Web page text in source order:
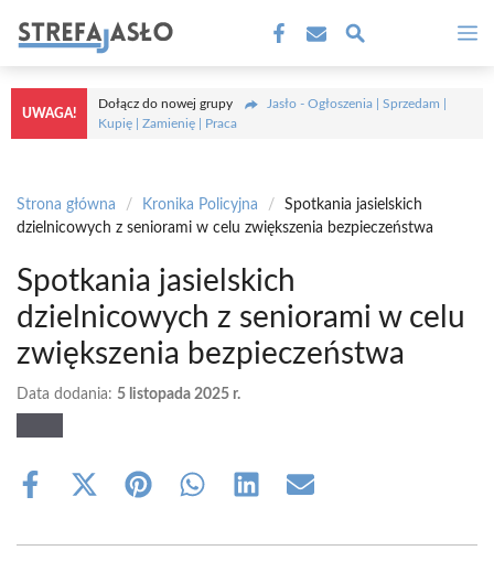
treści
UWAGA!
Dołącz do nowej grupy
Jasło - Ogłoszenia | Sprzedam |
Kupię | Zamienię | Praca
Strona główna / Kronika Policyjna /
Spotkania jasielskich
dzielnicowych z seniorami w celu zwiększenia bezpieczeństwa
Spotkania jasielskich
dzielnicowych z seniorami w celu
zwiększenia bezpieczeństwa
Data dodania: 5 listopada 2025 r.
Share
Share
(Twitter)
Share Share Share Share